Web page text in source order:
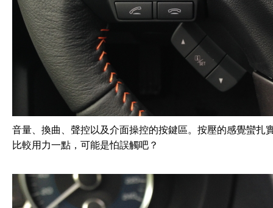
音量、換曲、聲控以及介面操控的按鍵區。按壓的感覺蠻扎
比較用力一點，可能是怕誤觸吧？